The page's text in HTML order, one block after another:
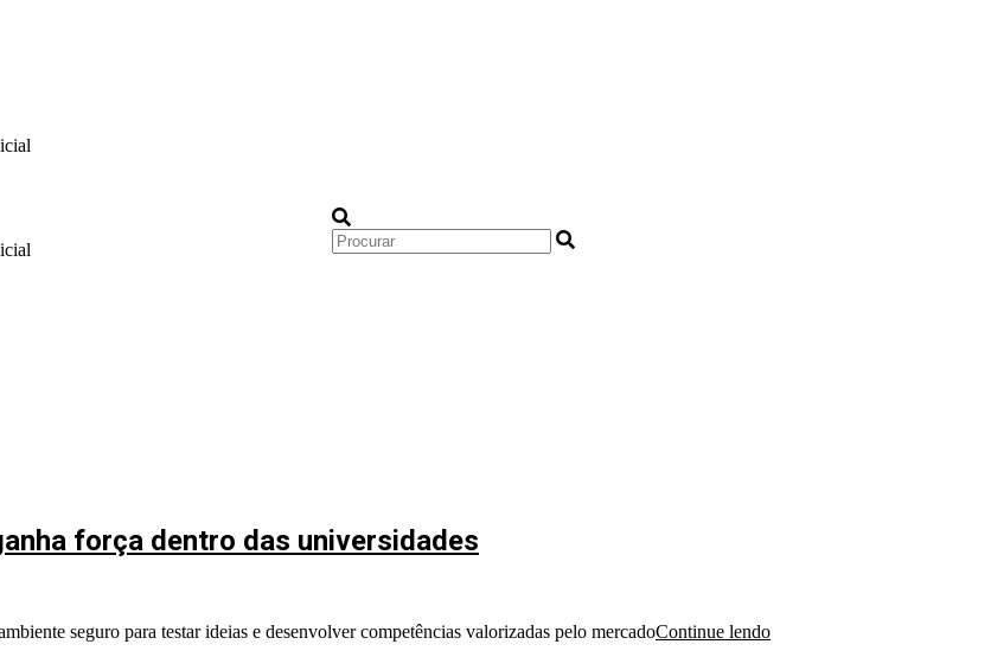
força dentro das universidades
seguro para testar ideias e desenvolver competências valorizadas pelo mercadoContinue lendo